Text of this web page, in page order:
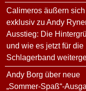
Calimeros äußern sich
exklusiv zu Andy
Ausstieg: Die
und wie es jetzt für die
Schlagerband
Andy Borg über neue
„Sommer-Spaß“-